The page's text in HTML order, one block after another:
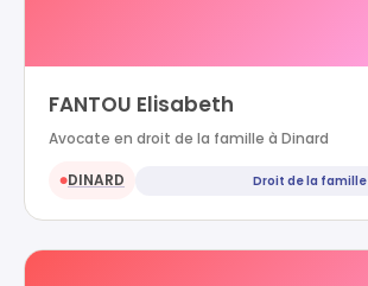
FANTOU Elisabeth
Avocate en droit de la famille à Dinard
●DINARD Droit de la famille